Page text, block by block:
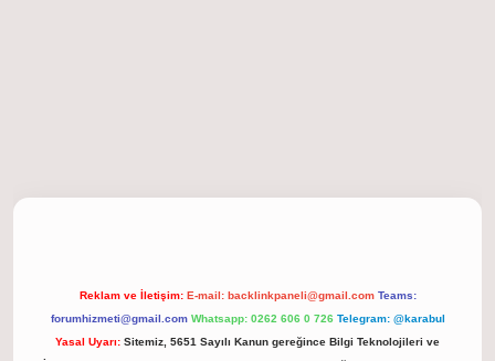
Reklam ve İletişim: E-mail: backlinkpaneli@gmail.com Teams:
forumhizmeti@gmail.com Whatsapp: 0262 606 0 726 Telegram: @karabul
Yasal Uyarı: Sitemiz, 5651 Sayılı Kanun gereğince Bilgi Teknolojileri ve